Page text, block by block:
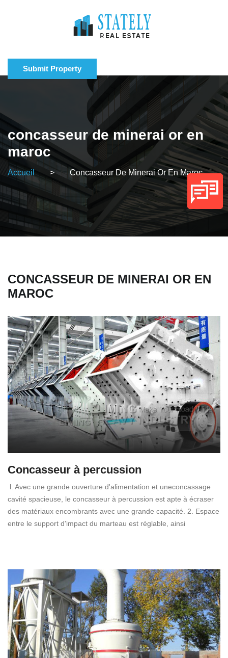
Submit Property
concasseur de minerai or en
maroc
Accueil > Concasseur De Minerai Or En Maroc
CONCASSEUR DE MINERAI OR EN
MAROC
Concasseur à percussion
l. Avec une grande ouverture d'alimentation et uneconcassage
cavité spacieuse, le concasseur à percussion est apte à écraser
des matériaux encombrants avec une grande capacité. 2. Espace
entre le support d'impact du marteau est réglable, ainsi